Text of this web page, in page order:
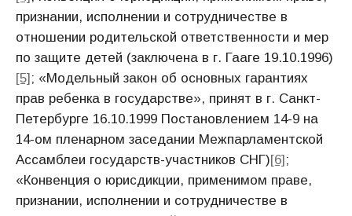
признании, исполнении и сотрудничестве в
отношении родительской ответственности и мер
по защите детей (заключена в г. Гааге 19.10.1996)
[5]; «Модельный закон об основных гарантиях
прав ребенка в государстве», принят в г. Санкт-
Петербурге 16.10.1999 Постановлением 14-9 на
14-ом пленарном заседании Межпарламентской
Ассамблеи государств-участников СНГ)[6];
«Конвенция о юрисдикции, применимом праве,
признании, исполнении и сотрудничестве в